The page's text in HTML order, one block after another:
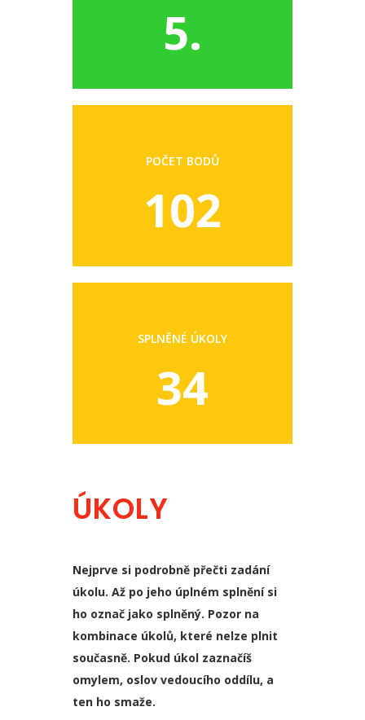
5.
POČET BODŮ
102
SPLNĚNÉ ÚKOLY
34
ÚKOLY
Nejprve si podrobně přečti zadání
úkolu. Až po jeho úplném splnění si
ho označ jako splněný. Pozor na
kombinace úkolů, které nelze plnit
současně. Pokud úkol zaznačíš
omylem, oslov vedoucího oddílu, a
ten ho smaže.